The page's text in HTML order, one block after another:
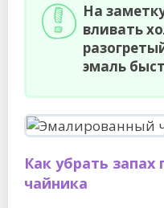
На
вливать
эмаль
Как убрать запах
чайника